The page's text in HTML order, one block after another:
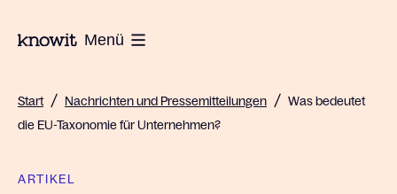
Zur Homepage von Knowit
Menü
Start / Nachrichten und Pressemitteilungen / Was bedeutet
die EU-Taxonomie für Unternehmen?
ARTIKEL